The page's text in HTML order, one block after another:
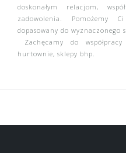
doskonałym relacjom,
zadowolenia. Pomożemy
dopasowany do wyznaczonego
Zachęcamy do
hurtownie, sklepy bhp.